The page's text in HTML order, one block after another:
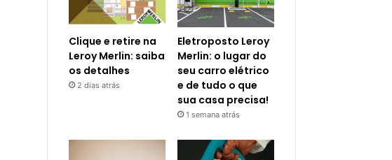
Clique e retire na
Leroy Merlin: saiba
os detalhes
2 dias atrás
Eletroposto Leroy
Merlin: o lugar do
seu carro elétrico
e de tudo o que
sua casa precisa!
1 semana atrás